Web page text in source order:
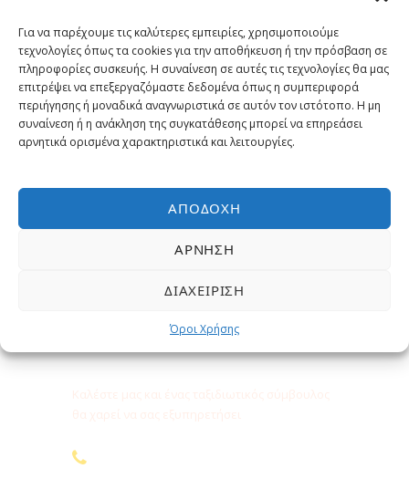
Για να παρέχουμε τις καλύτερες εμπειρίες, χρησιμοποιούμε
τεχνολογίες όπως τα cookies για την αποθήκευση ή την πρόσβαση σε
πληροφορίες συσκευής. Η συναίνεση σε αυτές τις τεχνολογίες θα μας
επιτρέψει να επεξεργαζόμαστε δεδομένα όπως η συμπεριφορά
περιήγησης ή μοναδικά αναγνωριστικά σε αυτόν τον ιστότοπο. Η μη
συναίνεση ή η ανάκληση της συγκατάθεσης μπορεί να επηρεάσει
αρνητικά ορισμένα χαρακτηριστικά και λειτουργίες.
ΑΠΟΔΟΧΉ
ΆΡΝΗΣΗ
ΔΙΑΧΕΊΡΙΣΗ
Όροι Χρήσης
Εγγυημένα η χαμηλότερη τιμή
Έμπειροι Ταξιδιωτικοί σύμβουλοι
Δωρεάν Υπηρεσίες
Χρειάζεστε βοήθεια;